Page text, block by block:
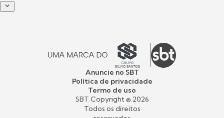
Anuncie no SBT
Política de privacidade
Termo de uso
SBT Copyright © 2026
Todos os direitos